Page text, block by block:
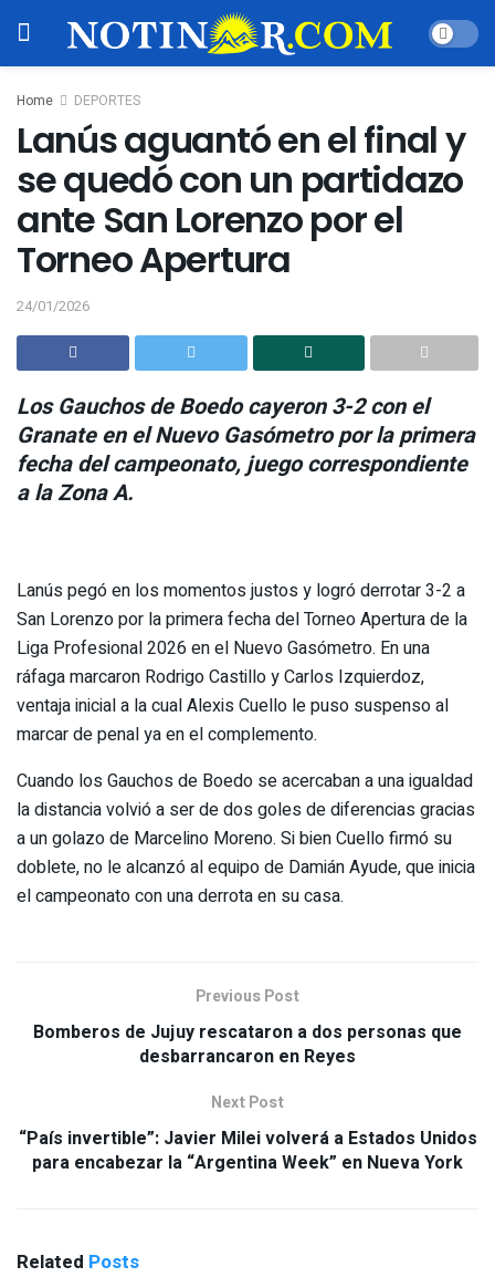
Home DEPORTES
Lanús aguantó en el final y
se quedó con un partidazo
ante San Lorenzo por el
Torneo Apertura
24/01/2026
Los Gauchos de Boedo cayeron 3-2 con el
Granate en el Nuevo Gasómetro por la primera
fecha del campeonato, juego correspondiente
a la Zona A.
Lanús pegó en los momentos justos y logró derrotar 3-2 a
San Lorenzo por la primera fecha del Torneo Apertura de la
Liga Profesional 2026 en el Nuevo Gasómetro. En una
ráfaga marcaron Rodrigo Castillo y Carlos Izquierdoz,
ventaja inicial a la cual Alexis Cuello le puso suspenso al
marcar de penal ya en el complemento.
Cuando los Gauchos de Boedo se acercaban a una igualdad
la distancia volvió a ser de dos goles de diferencias gracias
a un golazo de Marcelino Moreno. Si bien Cuello firmó su
doblete, no le alcanzó al equipo de Damián Ayude, que inicia
el campeonato con una derrota en su casa.
Previous Post
Bomberos de Jujuy rescataron a dos personas que
desbarrancaron en Reyes
Next Post
“País invertible”: Javier Milei volverá a Estados Unidos
para encabezar la “Argentina Week” en Nueva York
Related Posts